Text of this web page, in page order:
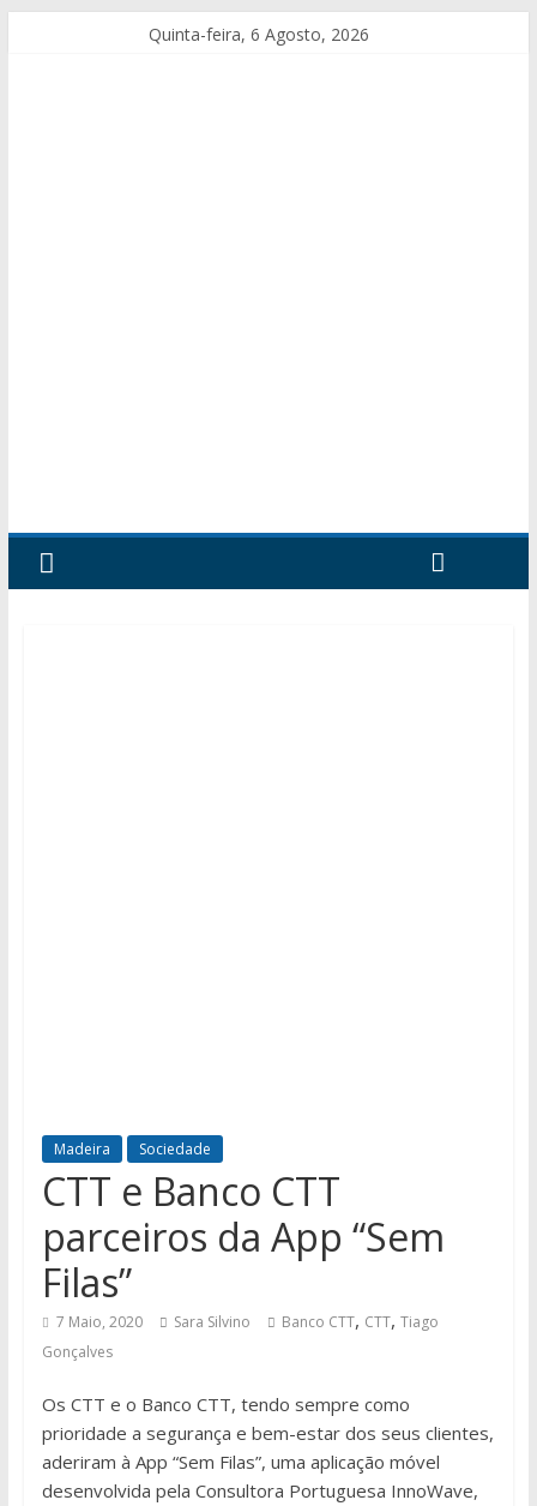
Quinta-feira, 6 Agosto, 2026
Madeira Sociedade
CTT e Banco CTT
parceiros da App “Sem
Filas”
7 Maio, 2020 Sara Silvino Banco CTT, CTT, Tiago
Gonçalves
Os CTT e o Banco CTT, tendo sempre como
prioridade a segurança e bem-estar dos seus clientes,
aderiram à App “Sem Filas”, uma aplicação móvel
desenvolvida pela Consultora Portuguesa InnoWave,